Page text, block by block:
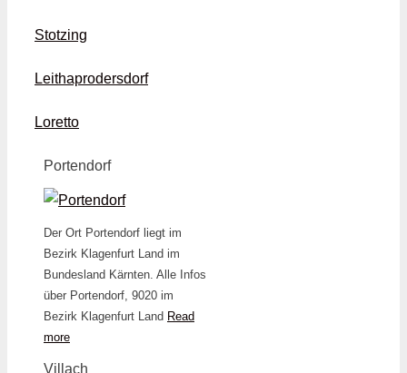
Stotzing
Leithaprodersdorf
Loretto
Portendorf
Der Ort Portendorf liegt im
Bezirk Klagenfurt Land im
Bundesland Kärnten. Alle Infos
über Portendorf, 9020 im
Bezirk Klagenfurt Land Read
more
Villach